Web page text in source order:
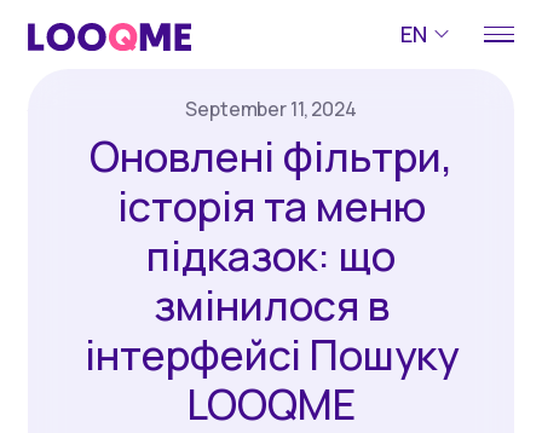
EN
September 11, 2024
Оновлені фільтри,
історія та меню
підказок: що
змінилося в
інтерфейсі Пошуку
LOOQME